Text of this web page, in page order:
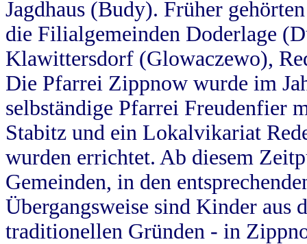
Jagdhaus (Budy). Früher
die Filialgemeinden Doderlage
Klawittersdorf (Glowaczewo),
Die Pfarrei Zippnow wurde im
selbständige Pfarrei Freudenfier
Stabitz und ein Lokalvikariat
wurden errichtet. Ab diesem
Gemeinden, in den
Übergangsweise sind Kinder aus
traditionellen Gründen - in